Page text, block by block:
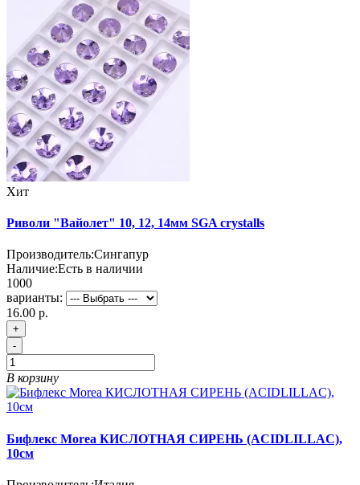
Хит
Риволи "Вайолет" 10, 12, 14мм SGA crystalls
Производитель:Сингапур
Наличие:Есть в наличии
1000
варианты:
16.00 р.
+
-
В корзину
Бифлекс Morea КИСЛОТНАЯ СИРЕНЬ (ACIDLILLAC),
10см